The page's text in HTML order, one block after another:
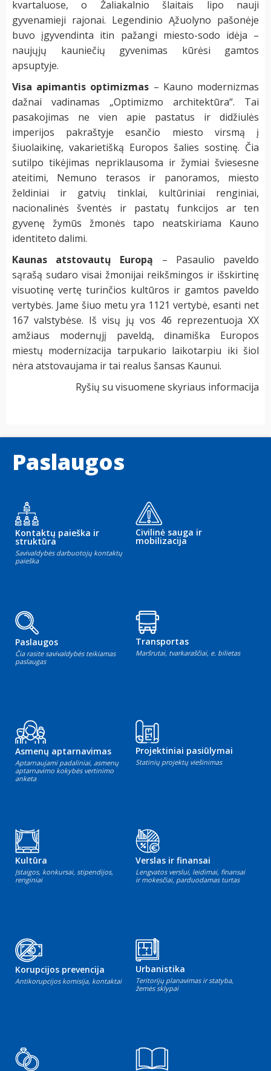
kvartaluose, o Žaliakalnio šlaitais lipo nauji
gyvenamieji rajonai. Legendinio Ąžuolyno pašonėje
buvo įgyvendinta itin pažangi miesto-sodo idėja –
naujųjų kauniečių gyvenimas kūrėsi gamtos
apsuptyje.
Visa apimantis optimizmas – Kauno modernizmas
dažnai vadinamas „Optimizmo architektūra“. Tai
pasakojimas ne vien apie pastatus ir didžiulės
imperijos pakraštyje esančio miesto virsmą į
šiuolaikinę, vakarietišką Europos šalies sostinę. Čia
sutilpo tikėjimas nepriklausoma ir žymiai šviesesne
ateitimi, Nemuno terasos ir panoramos, miesto
želdiniai ir gatvių tinklai, kultūriniai renginiai,
nacionalinės šventės ir pastatų funkcijos ar ten
gyvenę žymūs žmonės tapo neatskiriama Kauno
identiteto dalimi.
Kaunas atstovautų Europą – Pasaulio paveldo
sąrašą sudaro visai žmonijai reikšmingos ir išskirtinę
visuotinę vertę turinčios kultūros ir gamtos paveldo
vertybės. Jame šiuo metu yra 1121 vertybė, esanti net
167 valstybėse. Iš visų jų vos 46 reprezentuoja XX
amžiaus modernųjį paveldą, dinamiška Europos
miestų modernizacija tarpukario laikotarpiu iki šiol
nėra atstovaujama ir tai realus šansas Kaunui.
Ryšių su visuomene skyriaus informacija
Paslaugos
Kontaktų paieška ir
struktūra
Savivaldybės darbuotojų kontaktų
paieška
Civilinė sauga ir
mobilizacija
Paslaugos
Čia rasite savivaldybės teikiamas
paslaugas
Transportas
Maršrutai, tvarkaraščiai, e. bilietas
Asmenų aptarnavimas
Aptarnaujami padaliniai, asmenų
aptarnavimo kokybės vertinimo
anketa
Projektiniai pasiūlymai
Statinių projektų viešinimas
Kultūra
Įstaigos, konkursai, stipendijos,
renginiai
Verslas ir finansai
Lengvatos verslui, leidimai, finansai
ir mokesčiai, parduodamas turtas
Korupcijos prevencija
Antikorupcijos komisija, kontaktai
Urbanistika
Teritorijų planavimas ir statyba,
žemės sklypai